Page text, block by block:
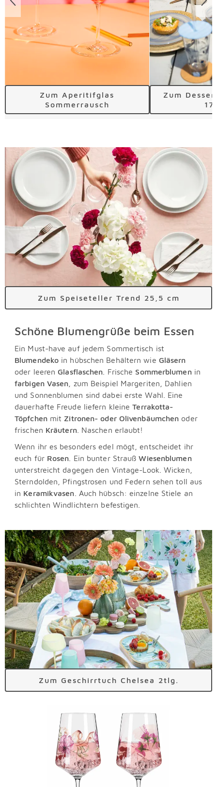
Zum Aperitifglas
Sommerrausch
Zum
Zum Speiseteller Trend 25,5 cm
Schöne Blumengrüße beim Essen
Ein Must-have auf jedem Sommertisch ist
Blumendeko in hübschen Behältern wie Gläsern
oder leeren Glasflaschen . Frische Sommerblumen in
farbigen Vasen , zum Beispiel Margeriten, Dahlien
und Sonnenblumen sind dabei erste Wahl. Eine
dauerhafte Freude liefern kleineTerrakotta-
Töpfchenmit Zitronen- oder Olivenbäumchen oder
frischen Kräutern. Naschen erlaubt!
Wenn ihr es besonders edel mögt, entscheidet ihr
euch für Rosen . Ein bunter StraußWiesenblumen
unterstreicht dagegen den Vintage-Look. Wicken,
Sterndolden, Pfingstrosen und Federn sehen toll aus
in Keramikvasen . Auch hübsch: einzelne Stiele an
schlichten Windlichtern befestigen.
Zum Geschirrtuch Chelsea 2tlg.